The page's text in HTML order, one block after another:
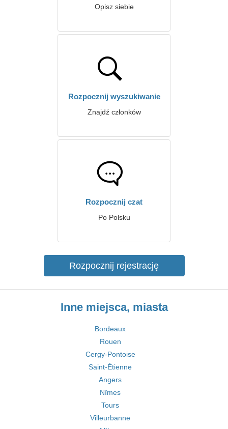
Opisz siebie
Rozpocznij wyszukiwanie
Znajdź członków
Rozpocznij czat
Po Polsku
Rozpocznij rejestrację
Inne miejsca, miasta
Bordeaux
Rouen
Cergy-Pontoise
Saint-Étienne
Angers
Nîmes
Tours
Villeurbanne